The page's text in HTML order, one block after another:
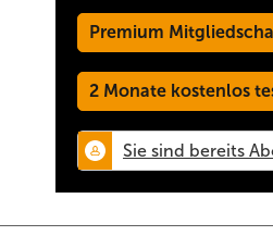
Premium
2 Monate kostenlos